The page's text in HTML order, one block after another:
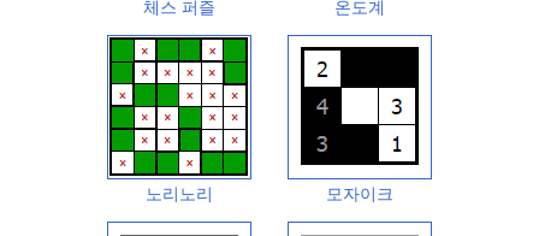
체스 퍼즐 온도계
노리노리 모자이크